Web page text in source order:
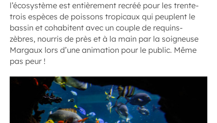
l’écosystème est entièrement recréé pour les trente-
trois espèces de poissons tropicaux qui peuplent le
bassin et cohabitent avec un couple de requins-
zèbres, nourris de près et à la main par la soigneuse
Margaux lors d’une animation pour le public. Même
pas peur !